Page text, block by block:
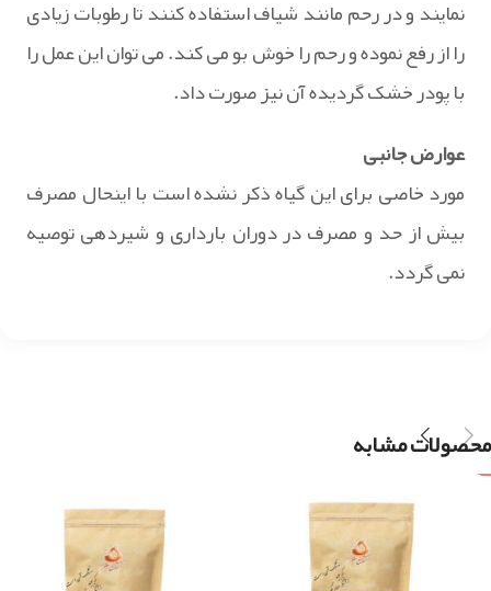
نمایند و در رحم مانند شیاف استفاده کنند تا رطوبات زیادی
را از رفع نموده و رحم را خوش بو می کند. می توان این عمل را
با پودر خشک گردیده آن نیز صورت داد.
عوارض جانبی
مورد خاصی برای این گیاه ذکر نشده است با اینحال مصرف
بیش از حد و مصرف در دوران بارداری و شیردهی توصیه
نمی گردد.
محصولات مشابه